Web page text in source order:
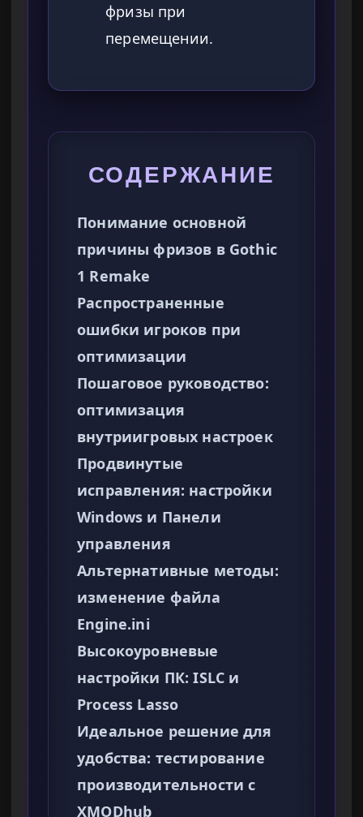
фризы при
перемещении.
СОДЕРЖАНИЕ
Понимание основной
причины фризов в Gothic
1 Remake
Распространенные
ошибки игроков при
оптимизации
Пошаговое руководство:
оптимизация
внутриигровых настроек
Продвинутые
исправления: настройки
Windows и Панели
управления
Альтернативные методы:
изменение файла
Engine.ini
Высокоуровневые
настройки ПК: ISLC и
Process Lasso
Идеальное решение для
удобства: тестирование
производительности с
XMODhub